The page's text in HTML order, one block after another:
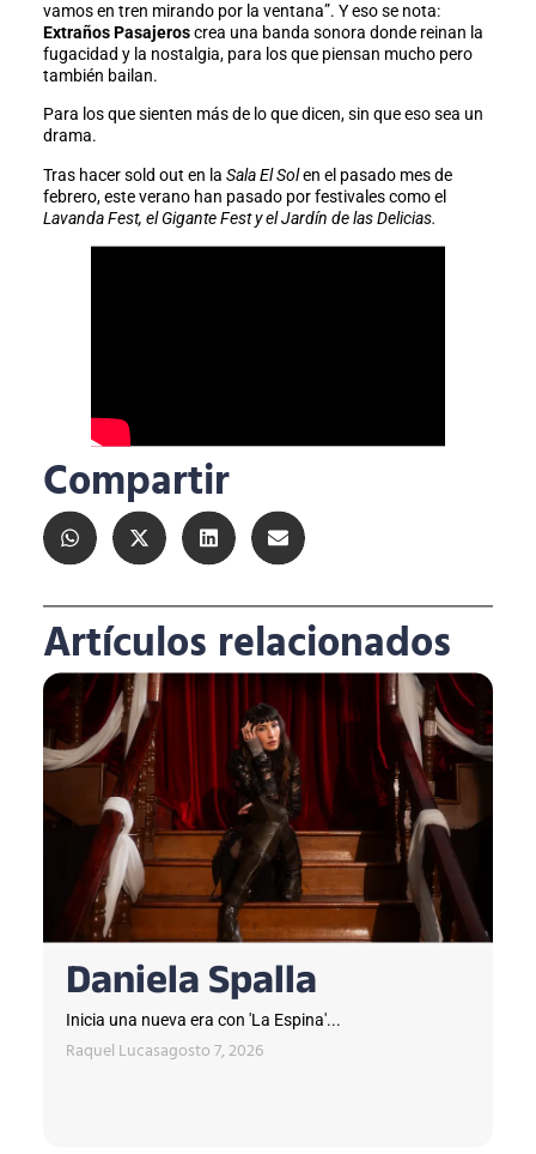
vamos en tren mirando por la ventana”. Y eso se nota:
Extraños Pasajeroscrea una banda sonora donde reinan la
fugacidad y la nostalgia, para los que piensan mucho pero
también bailan.
Para los que sienten más de lo que dicen, sin que eso sea un
drama.
Tras hacer sold out en la Sala El Solen el pasado mes de
febrero, este verano han pasado por festivales como el
Lavanda Fest, el Gigante Fest y el Jardín de las Delicias.
Compartir
Artículos relacionados
Daniela Spalla
Inicia una nueva era con 'La Espina'...
Raquel Lucasagosto 7, 2026